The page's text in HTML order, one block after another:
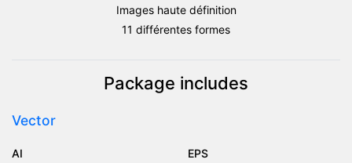
Images haute définition
11 différentes formes
Package includes
Vector
AI EPS